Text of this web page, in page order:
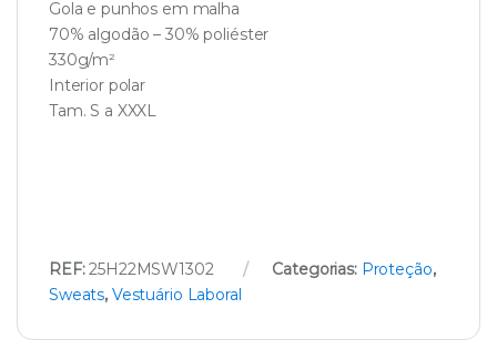
Gola e punhos em malha
70% algodão – 30% poliéster
330g/m²
Interior polar
Tam. S a XXXL
REF:25H22MSW1302 Categorias: Proteção,
Sweats, Vestuário Laboral